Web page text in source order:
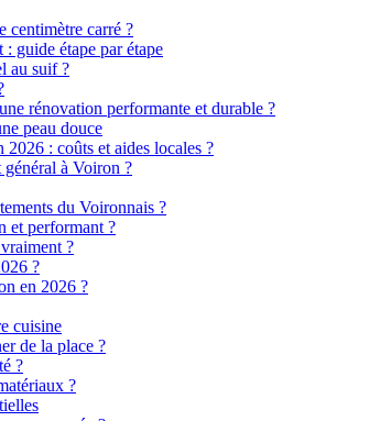
centimètre carré ?
guide étape par étape
au suif ?
rénovation performante et durable ?
peau douce
: coûts et aides locales ?
à Voiron ?
du Voironnais ?
et performant ?
?
?
en 2026 ?
cuisine
de la place ?
?
?